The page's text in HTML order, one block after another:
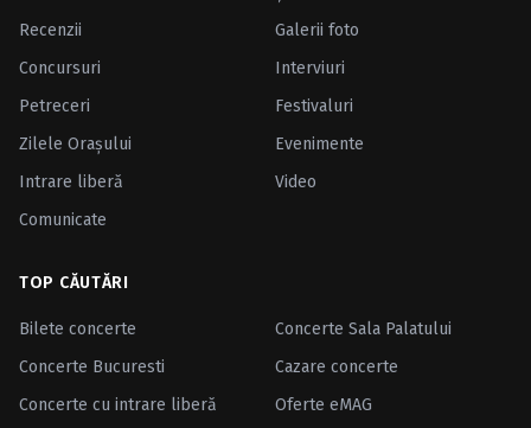
Recenzii
Galerii foto
Concursuri
Interviuri
Petreceri
Festivaluri
Zilele Oraşului
Evenimente
Intrare liberă
Video
Comunicate
TOP CĂUTĂRI
Bilete concerte
Concerte Sala Palatului
Concerte Bucuresti
Cazare concerte
Concerte cu intrare liberă
Oferte eMAG